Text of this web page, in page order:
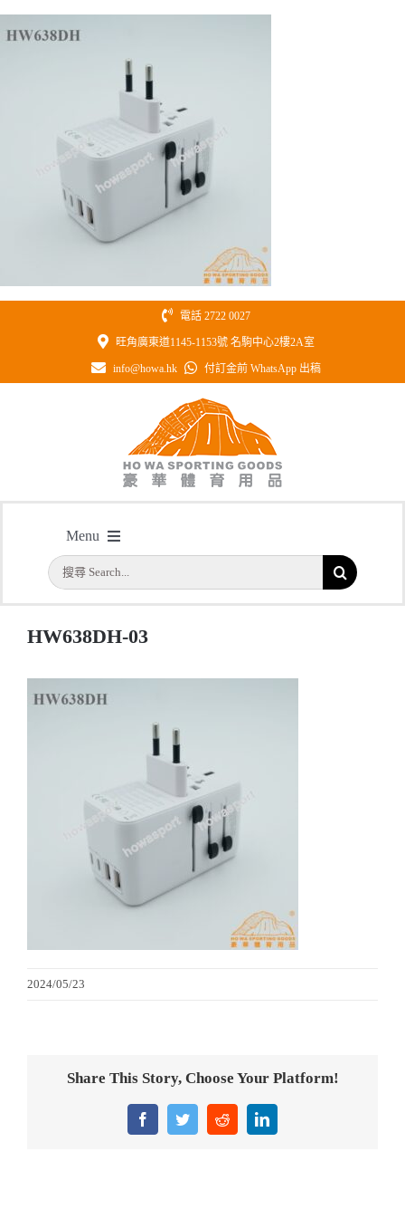
Skip
to
電話 2722 0027
旺角廣東道1145-1153號 名駒中心2樓2A室
info@howa.hk 付訂金前 WhatsApp 出稿
Menu
首頁
公司簡介
一天快取
意大利獎盃
旗幟
獎牌
醫務所/ 畢業證書
搜
索
果：
主頁 / HW638DH 100W全球旅行萬用插頭 轉換插頭 旅行插頭
HW638DH-03
2024/05/23
Share This Story, Choose Your Platform!
FacebookTwitterRedditLinkedIn